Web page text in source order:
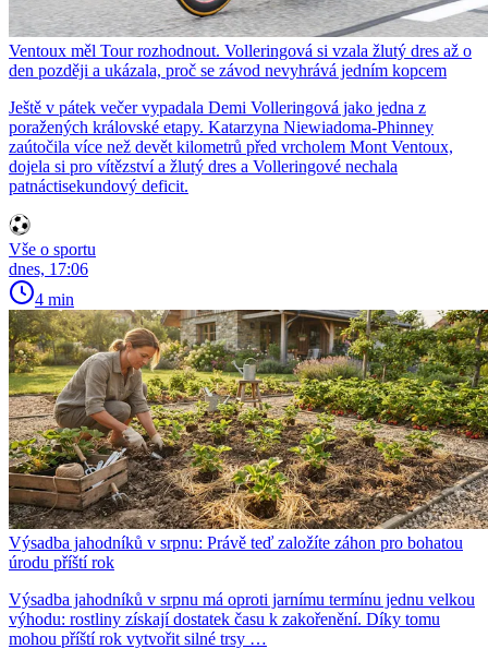
Ventoux měl Tour rozhodnout. Volleringová si vzala žlutý dres až o
den později a ukázala, proč se závod nevyhrává jedním kopcem
Ještě v pátek večer vypadala Demi Volleringová jako jedna z
poražených královské etapy. Katarzyna Niewiadoma-Phinney
zaútočila více než devět kilometrů před vrcholem Mont Ventoux,
dojela si pro vítězství a žlutý dres a Volleringové nechala
patnáctisekundový deficit.
Vše o sportu
dnes, 17:06
4 min
Výsadba jahodníků v srpnu: Právě teď založíte záhon pro bohatou
úrodu příští rok
Výsadba jahodníků v srpnu má oproti jarnímu termínu jednu velkou
výhodu: rostliny získají dostatek času k zakořenění. Díky tomu
mohou příští rok vytvořit silné trsy …